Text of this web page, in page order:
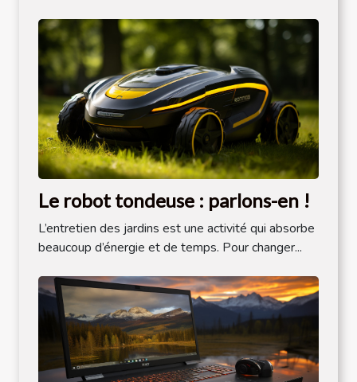
Le robot tondeuse : parlons-en !
L’entretien des jardins est une activité qui absorbe
beaucoup d’énergie et de temps. Pour changer...